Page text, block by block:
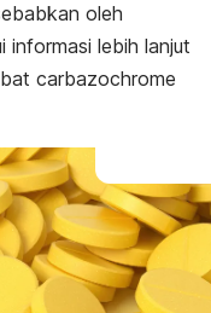
oleh
informasi lebih lanjut
carbazochrome